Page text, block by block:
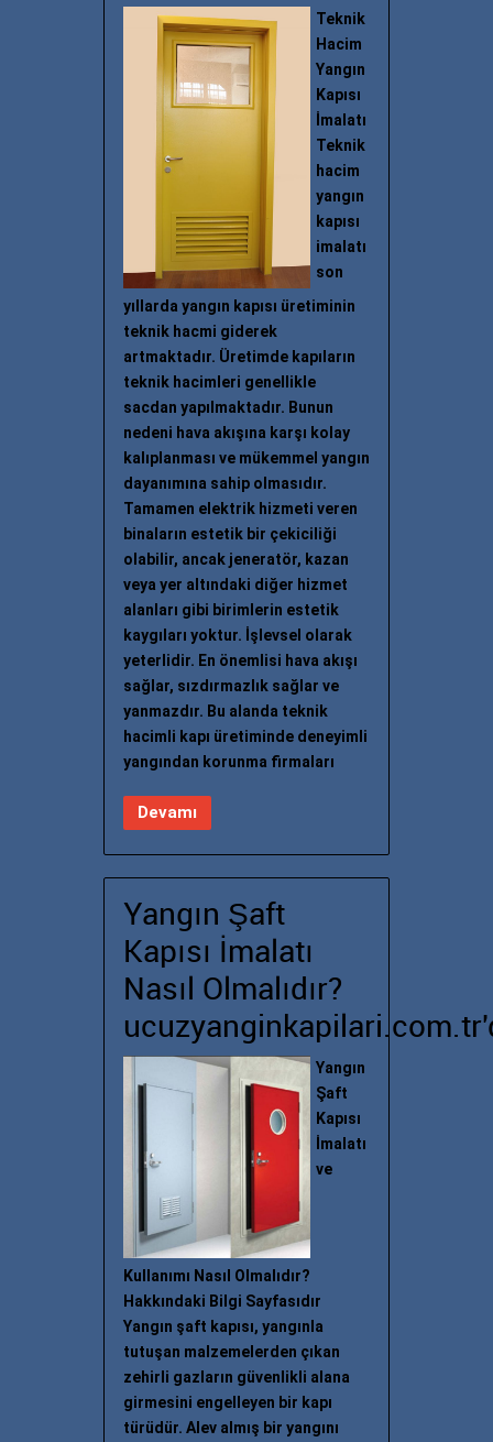
Teknik
Hacim
Yangın
Kapısı
İmalatı
Teknik
hacim
yangın
kapısı
imalatı
son
yıllarda yangın kapısı üretiminin
teknik hacmi giderek
artmaktadır. Üretimde kapıların
teknik hacimleri genellikle
sacdan yapılmaktadır. Bunun
nedeni hava akışına karşı kolay
kalıplanması ve mükemmel yangın
dayanımına sahip olmasıdır.
Tamamen elektrik hizmeti veren
binaların estetik bir çekiciliği
olabilir, ancak jeneratör, kazan
veya yer altındaki diğer hizmet
alanları gibi birimlerin estetik
kaygıları yoktur. İşlevsel olarak
yeterlidir. En önemlisi hava akışı
sağlar, sızdırmazlık sağlar ve
yanmazdır. Bu alanda teknik
hacimli kapı üretiminde deneyimli
yangından korunma firmaları
Devamı
Yangın Şaft
Kapısı İmalatı
Nasıl Olmalıdır?
Yangın
Şaft
Kapısı
İmalatı
ve
Kullanımı Nasıl Olmalıdır?
Hakkındaki Bilgi Sayfasıdır
Yangın şaft kapısı, yangınla
tutuşan malzemelerden çıkan
zehirli gazların güvenlikli alana
girmesini engelleyen bir kapı
türüdür. Alev almış bir yangını